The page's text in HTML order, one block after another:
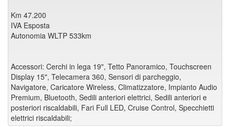
Km 47.200
IVA Esposta
Autonomia WLTP 533km
Accessori: Cerchi in lega 19", Tetto Panoramico, Touchscreen
Display 15", Telecamera 360, Sensori di parcheggio,
Navigatore, Caricatore Wireless, Climatizzatore, Impianto Audio
Premium, Bluetooth, Sedili anteriori elettrici, Sedili anteriori e
posteriori riscaldabili, Fari Full LED, Cruise Control, Specchietti
elettrici riscaldabili;